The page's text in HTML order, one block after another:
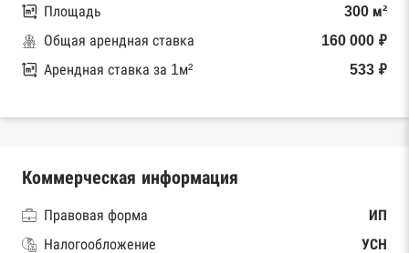
Площадь
300 м²
Общая арендная ставка
160 000 ₽
Арендная ставка за 1м²
533 ₽
Коммерческая информация
Правовая форма
ИП
Налогообложение
УСН